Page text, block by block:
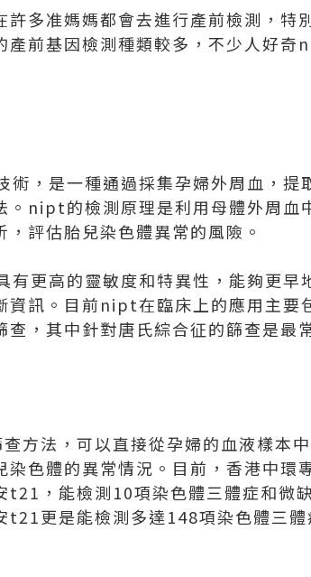
多准媽媽都會去進行產前檢測，特
產前基因檢測種類較多，不少人好
，是一種通過採集孕婦外周血，提
。nipt的檢測原理是利用母體外周血
評估胎兒染色體異常的風險。
更高的靈敏度和特異性，能夠更早
資訊。目前nipt在臨床上的應用主要
查，其中針對唐氏綜合征的篩查是
方法，可以直接從孕婦的血液樣本
染色體的異常情況。目前，香港中
t21，能檢測10項染色體三體症和微
t21更是能檢測多達148項染色體三